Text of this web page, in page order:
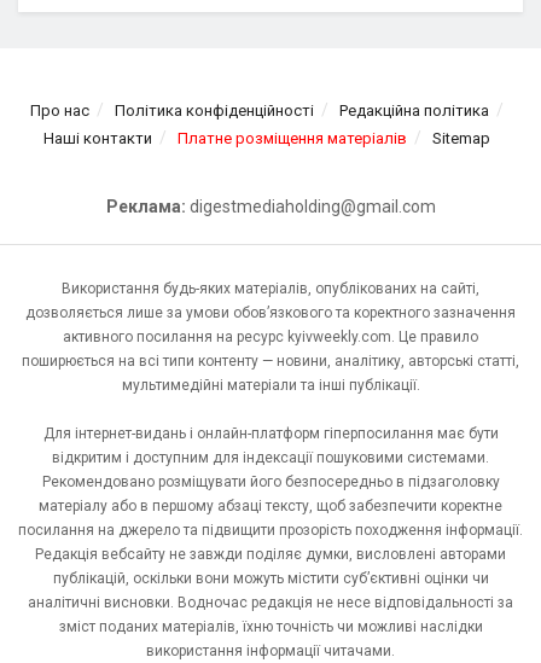
Про нас Політика конфіденційності
Редакційна політика
Наші контакти
Платне розміщення матеріалів Sitemap
Реклама: digestmediaholding@gmail.com
Використання будь-яких матеріалів, опублікованих на сайті,
дозволяється лише за умови обов’язкового та коректного зазначення
активного посилання на ресурс kyivweekly.com. Це правило
поширюється на всі типи контенту — новини, аналітику, авторські статті,
мультимедійні матеріали та інші публікації.
Для інтернет-видань і онлайн-платформ гіперпосилання має бути
відкритим і доступним для індексації пошуковими системами.
Рекомендовано розміщувати його безпосередньо в підзаголовку
матеріалу або в першому абзаці тексту, щоб забезпечити коректне
посилання на джерело та підвищити прозорість походження інформації.
Редакція вебсайту не завжди поділяє думки, висловлені авторами
публікацій, оскільки вони можуть містити суб’єктивні оцінки чи
аналітичні висновки. Водночас редакція не несе відповідальності за
зміст поданих матеріалів, їхню точність чи можливі наслідки
використання інформації читачами.